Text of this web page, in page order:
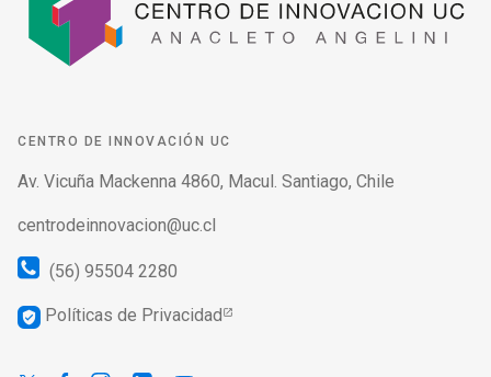
CENTRO DE INNOVACIÓN UC
Av. Vicuña Mackenna 4860, Macul. Santiago, Chile
centrodeinnovacion@uc.cl
(56) 95504 2280
verified_user Políticas de Privacidad